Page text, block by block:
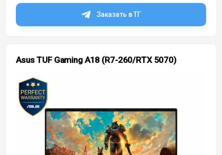
Заказать в ТГ
Asus TUF Gaming A18 (R7-260/RTX 5070)